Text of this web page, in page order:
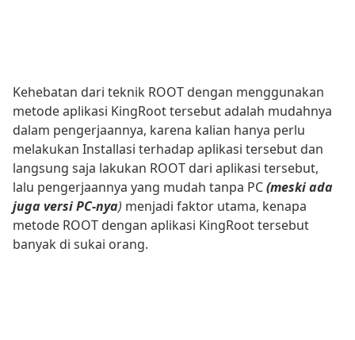
Kehebatan dari teknik ROOT dengan menggunakan
metode aplikasi KingRoot tersebut adalah mudahnya
dalam pengerjaannya, karena kalian hanya perlu
melakukan Installasi terhadap aplikasi tersebut dan
langsung saja lakukan ROOT dari aplikasi tersebut,
lalu pengerjaannya yang mudah tanpa PC(meski ada
juga versi PC-nya) menjadi faktor utama, kenapa
metode ROOT dengan aplikasi KingRoot tersebut
banyak di sukai orang.